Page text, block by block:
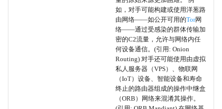
如，对手可能构建或使用洋葱路
由网络——如公开可用的Tor网
络——通过受感染的群体传输加
密的C2流量，允许与网络内任
何设备通信。(引用: Onion
Routing) 对手还可能使用由虚拟
私人服务器（VPS）、物联网
（IoT）设备、智能设备和寿命
终止的路由器组成的操作中继盒
（ORB）网络来混淆其操作。